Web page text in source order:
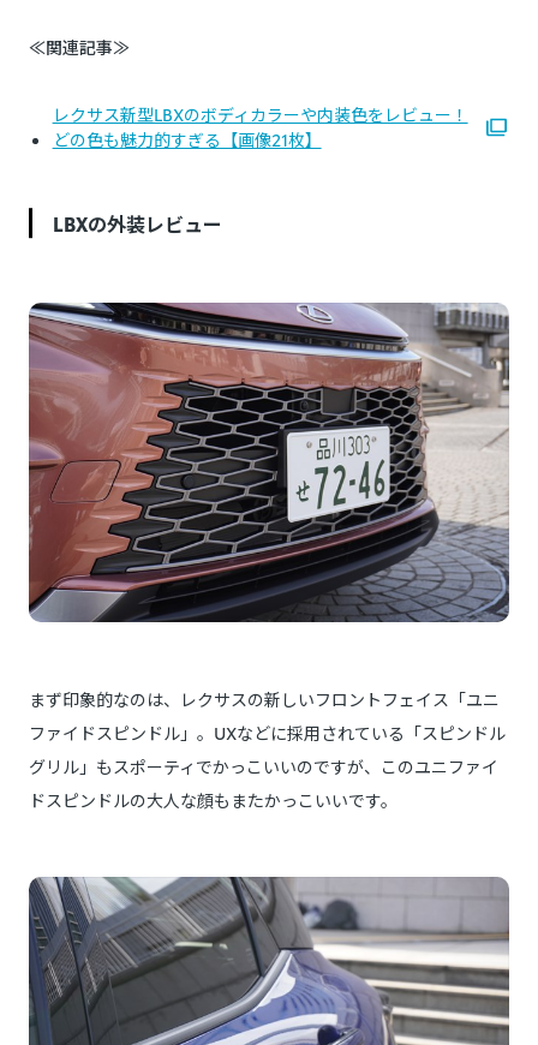
≪関連記事≫
レクサス新型LBXのボディカラーや内装色をレビュー！
どの色も魅力的すぎる【画像21枚】
LBXの外装レビュー
まず印象的なのは、レクサスの新しいフロントフェイス「ユニ
ファイドスピンドル」。UXなどに採用されている「スピンドル
グリル」もスポーティでかっこいいのですが、このユニファイ
ドスピンドルの大人な顔もまたかっこいいです。